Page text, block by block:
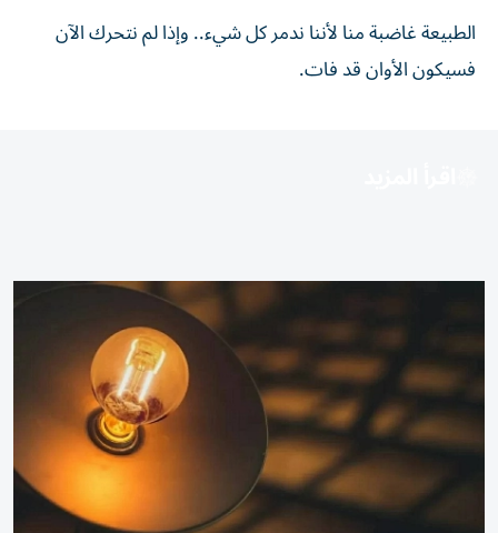
الطبيعة غاضبة منا لأننا ندمر كل شيء.. وإذا لم نتحرك الآن
فسيكون الأوان قد فات.